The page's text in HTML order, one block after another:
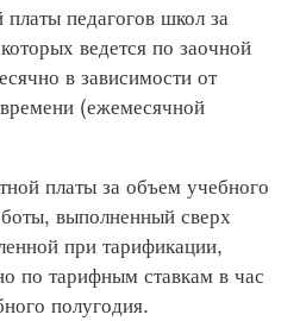
педагогов школ за
ведется по заочной
в зависимости от
(ежемесячной
платы за объем учебного
выполненный сверх
при тарификации,
по тарифным ставкам в час
полугодия.